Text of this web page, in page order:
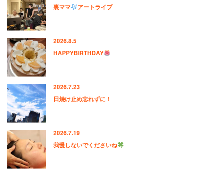
裏ママ
アートライブ
2026.8.5
HAPPYBIRTHDAY
2026.7.23
日焼け止め忘れずに！
2026.7.19
我慢しないでくださいね